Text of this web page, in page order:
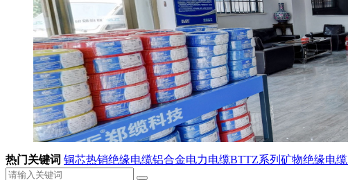
热门关键词 铜芯热销绝缘电缆铝合金电力电缆BTTZ系列矿物绝缘电缆